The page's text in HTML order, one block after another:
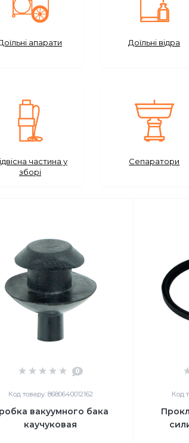
апарати Доїльні відра
частина у
зборі
Сепаратори
0
Код товару: 8680640012162
вакуумного бака
каучуковая
Код